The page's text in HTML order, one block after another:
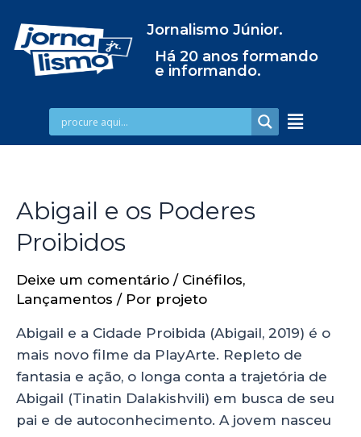
Jornalismo Júnior.
Há 20 anos formando
e informando.
Abigail e os Poderes
Proibidos
Deixe um comentário / Cinéfilos,
Lançamentos / Por projeto
Abigail e a Cidade Proibida (Abigail, 2019) é o
mais novo filme da PlayArte. Repleto de
fantasia e ação, o longa conta a trajetória de
Abigail (Tinatin Dalakishvili) em busca de seu
pai e de autoconhecimento. A jovem nasceu